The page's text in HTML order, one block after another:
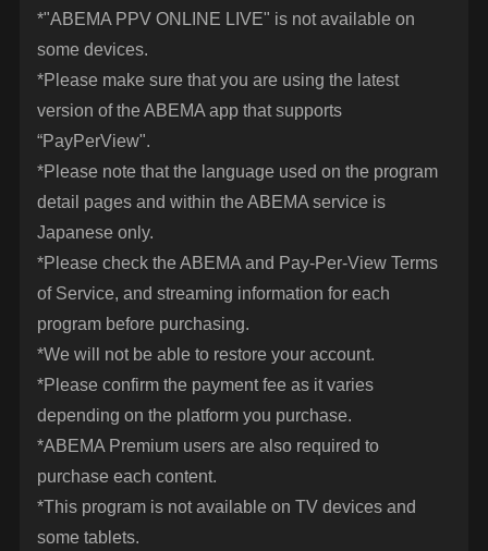
*"ABEMA PPV ONLINE LIVE" is not available on
some devices.
*Please make sure that you are using the latest
version of the ABEMA app that supports
“PayPerView".
*Please note that the language used on the program
detail pages and within the ABEMA service is
Japanese only.
*Please check the ABEMA and Pay-Per-View Terms
of Service, and streaming information for each
program before purchasing.
*We will not be able to restore your account.
*Please confirm the payment fee as it varies
depending on the platform you purchase.
*ABEMA Premium users are also required to
purchase each content.
*This program is not available on TV devices and
some tablets.